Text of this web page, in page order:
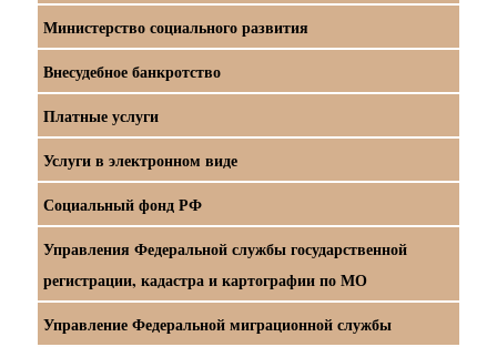
Министерство социального развития
Внесудебное банкротство
Платные услуги
Услуги в электронном виде
Социальный фонд РФ
Управления Федеральной службы государственной
регистрации, кадастра и картографии по МО
Управление Федеральной миграционной службы